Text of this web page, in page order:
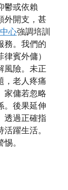
鬱或依賴
外開支，甚
心強調培訓
務。我們的
賓外傭）
風險。未正
，老人疼痛
家傭若忽略
。後果延伸
透過正確指
躍生活。
。